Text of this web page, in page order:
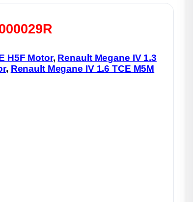
H5F Motor, Renault Megane IV 1.3
, Renault Megane IV 1.6 TCE M5M